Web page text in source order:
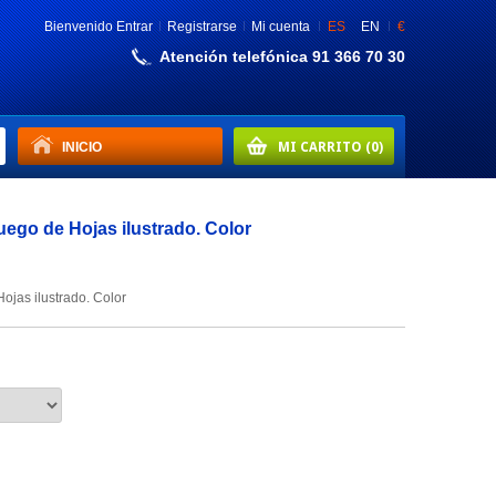
€
ES EN
BienvenidoEntrar Registrarse Mi cuenta
Atención telefónica 91 366 70 30
MI CARRITO (0)
INICIO
de Hojas ilustrado. Color
ilustrado. Color